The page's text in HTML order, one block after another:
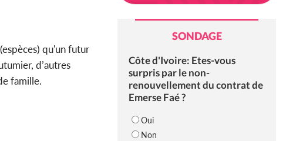
qu'un futur
d’autres
famille.
SONDAGE
Côte d'Ivoire: Etes-vous
surpris par le non-
renouvellement du contrat de
Emerse Faé ?
Oui
Non